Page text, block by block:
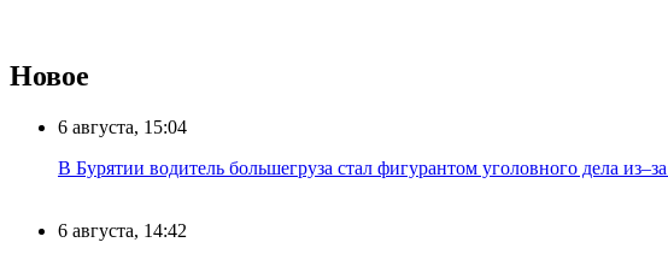
Новое
6 августа, 15:04
В Бурятии водитель большегруза стал фигурантом уголовного дела
6 августа, 14:42